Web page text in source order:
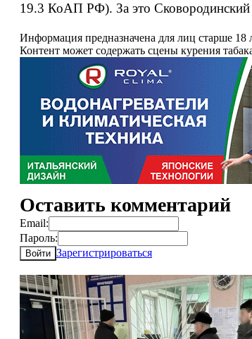
19.3 КоАП РФ). За это Сковородинский
Информация предназначена для лиц старше 18
Контент может содержать сцены курения
Оставить комментарий
Email:
Пароль:
Войти Зарегистрироваться